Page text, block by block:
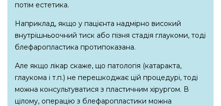
потім естетика.
Наприклад, якщо у пацієнта надмірно високий
внутрішньоочний тиск або пізня стадія глаукоми, тоді
блефаропластика протипоказана.
Але якщо лікар скаже, що патологія (катаракта,
глаукома і т.п.) не перешкоджає цій процедурі, тоді
можна консультуватися з пластичним хірургом. В
цілому, операцію з блефаропластики можна